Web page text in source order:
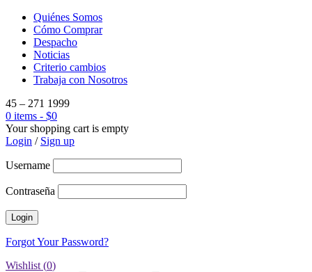
Quiénes Somos
Cómo Comprar
Despacho
Noticias
Criterio cambios
Trabaja con Nosotros
45 – 271 1999
0 items - $0
Your shopping cart is empty
Login / Sign up
Username
Contraseña
Forgot Your Password?
Wishlist (0)